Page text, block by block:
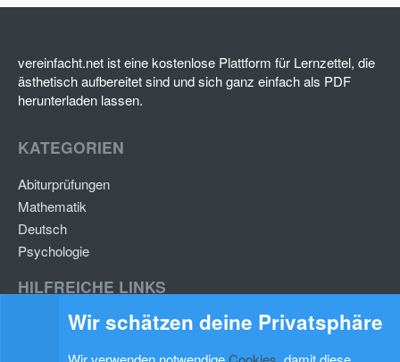
vereinfacht.net ist eine kostenlose Plattform für Lernzettel, die
ästhetisch aufbereitet sind und sich ganz einfach als PDF
herunterladen lassen.
KATEGORIEN
Abiturprüfungen
Mathematik
Deutsch
Psychologie
HILFREICHE LINKS
Lernzettel hochladen
Wir schätzen deine Privatsphäre